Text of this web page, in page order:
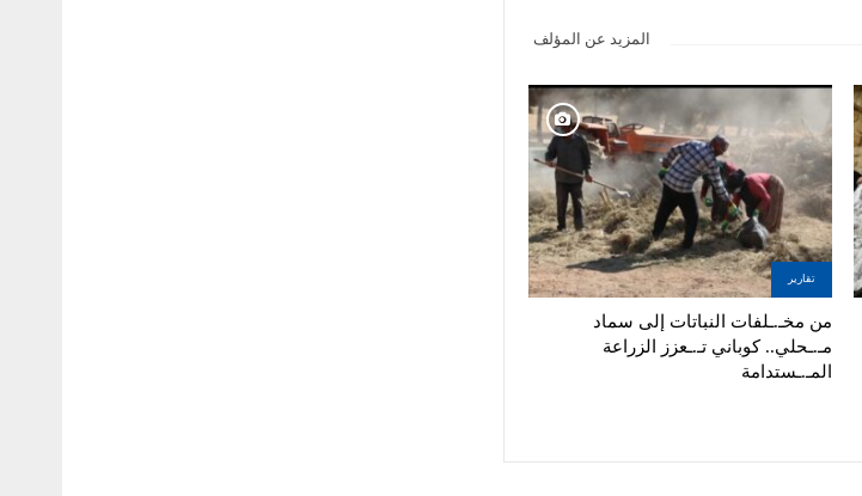
المزيد عن المؤلف
تقارير
من مخـ.ـلفات النباتات إلى سماد
مـ.ـحلي.. كوباني تـ.ـعزز الزراعة
المـ.ـستدامة